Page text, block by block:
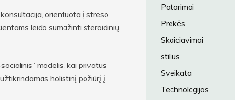
orientuota į streso
leido sumažinti steroidinių
modelis, kai privatus
holistinį požiūrį į
Patarimai
Prekės
Skaiciavimai
stilius
Sveikata
Technologijos